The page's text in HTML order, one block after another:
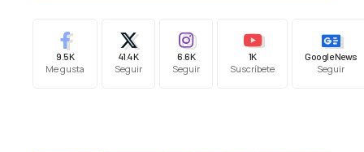
9.5K
Me gusta
41.4K
Seguir
6.6K
Seguir
1K
Suscríbete
Google News
Seguir